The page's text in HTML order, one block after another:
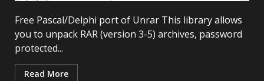
Free Pascal/Delphi port of Unrar This library allows
you to unpack RAR (version 3-5) archives, password
protected...
Read More